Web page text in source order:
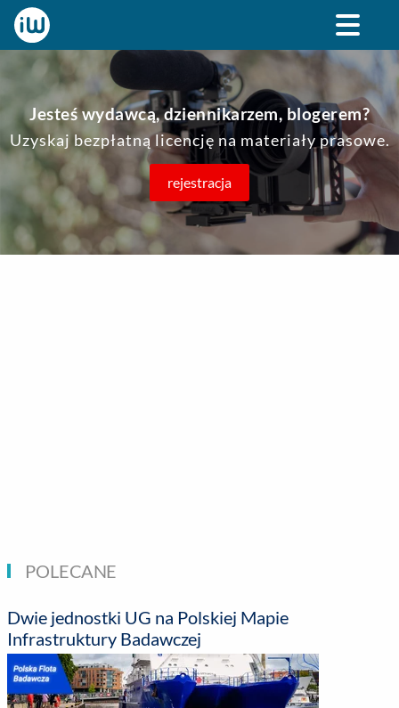
Jesteś wydawcą, dziennikarzem, blogerem?
Uzyskaj bezpłatną licencję na materiały prasowe.
rejestracja
POLECANE
Dwie jednostki UG na Polskiej Mapie
Infrastruktury Badawczej